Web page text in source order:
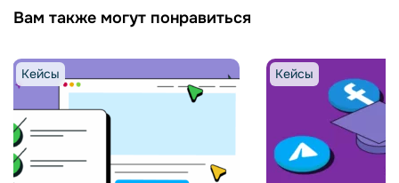
Вам также могут понравиться
Кейсы Кейсы